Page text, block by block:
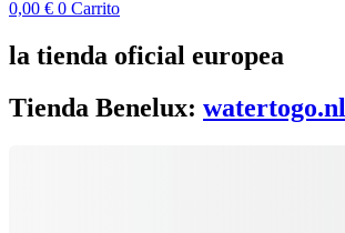
0,00 € 0 Carrito
la tienda oficial europea
Tienda Benelux: watertogo.nl